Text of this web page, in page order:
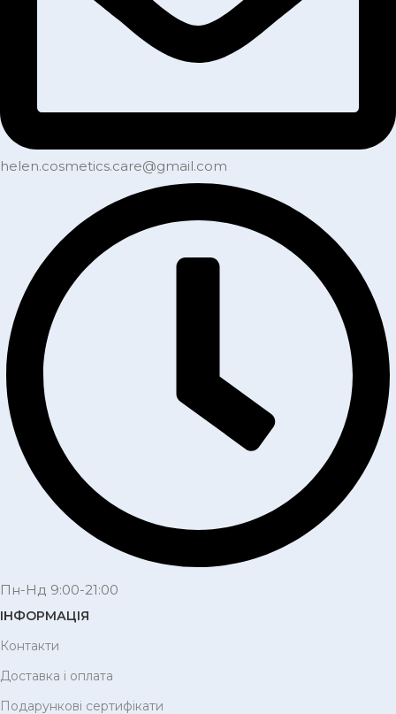
helen.cosmetics.care@gmail.com
Пн-Нд 9:00-21:00
ІНФОРМАЦІЯ
Контакти
Доставка і оплата
Подарункові сертифікати